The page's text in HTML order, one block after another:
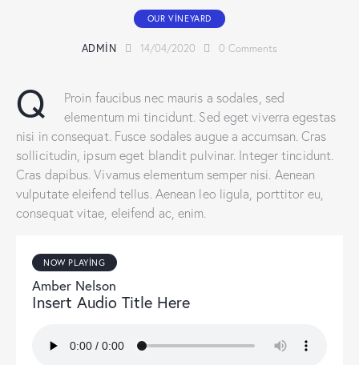
OUR VINEYARD
ADMIN 14/04/2020 0 Comments
Q
Proin faucibus nec mauris a sodales, sed
elementum mi tincidunt. Sed eget viverra egestas
nisi in consequat. Fusce sodales augue a accumsan. Cras
sollicitudin, ipsum eget blandit pulvinar. Integer tincidunt.
Cras dapibus. Vivamus elementum semper nisi. Aenean
vulputate eleifend tellus. Aenean leo ligula, porttitor eu,
consequat vitae, eleifend ac, enim.
NOW PLAYING
Amber Nelson
Insert Audio Title Here